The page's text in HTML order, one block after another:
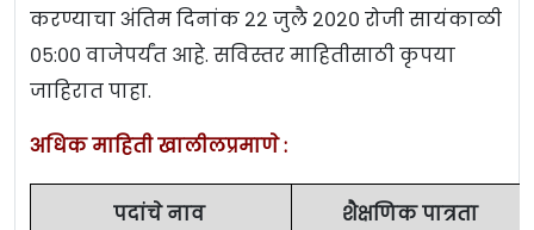
करण्याचा अंतिम दिनांक २२ जुलै २०२० रोजी सायंकाळी
०५:०० वाजेपर्यंत आहे. सविस्तर माहितीसाठी कृपया
जाहिरात पाहा.
अधिक माहिती खालीलप्रमाणे :
पदांचे नाव शैक्षणिक पात्रता